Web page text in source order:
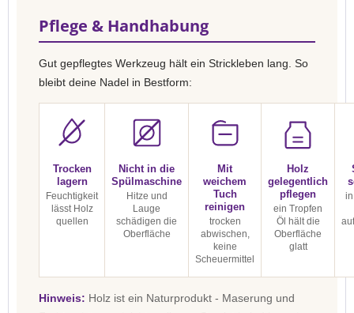
Pflege & Handhabung
Gut gepflegtes Werkzeug hält ein Strickleben lang. So
bleibt deine Nadel in Bestform:
Trocken
lagern
Feuchtigkeit
lässt Holz
quellen
Nicht in die
Spülmaschine
Hitze und
Lauge
schädigen die
Oberfläche
Mit
weichem
Tuch
reinigen
trocken
abwischen,
keine
Scheuermittel
Holz
gelegentlich
pflegen
ein Tropfen
Öl hält die
Oberfläche
glatt
Hinweis: Holz ist ein Naturprodukt - Maserung und